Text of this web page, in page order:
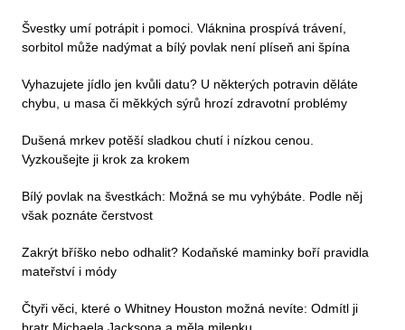
Švestky umí potrápit i pomoci. Vláknina prospívá trávení,
sorbitol může nadýmat a bílý povlak není plíseň ani špína
Vyhazujete jídlo jen kvůli datu? U některých potravin děláte
chybu, u masa či měkkých sýrů hrozí zdravotní problémy
Dušená mrkev potěší sladkou chutí i nízkou cenou.
Vyzkoušejte ji krok za krokem
Bílý povlak na švestkách: Možná se mu vyhýbáte. Podle něj
však poznáte čerstvost
Zakrýt bříško nebo odhalit? Kodaňské maminky boří pravidla
mateřství i módy
Čtyři věci, které o Whitney Houston možná nevíte: Odmítl ji